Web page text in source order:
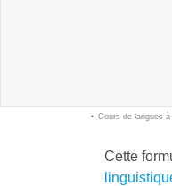
Cours de langues à
Cette